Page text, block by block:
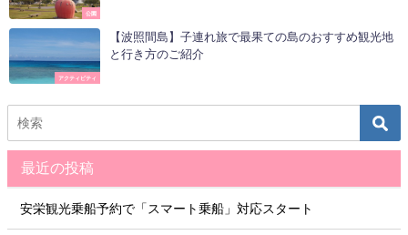
公園
アクティビティ
【波照間島】子連れ旅で最果ての島のおすすめ観光地
と行き方のご紹介
最近の投稿
安栄観光乗船予約で「スマート乗船」対応スタート